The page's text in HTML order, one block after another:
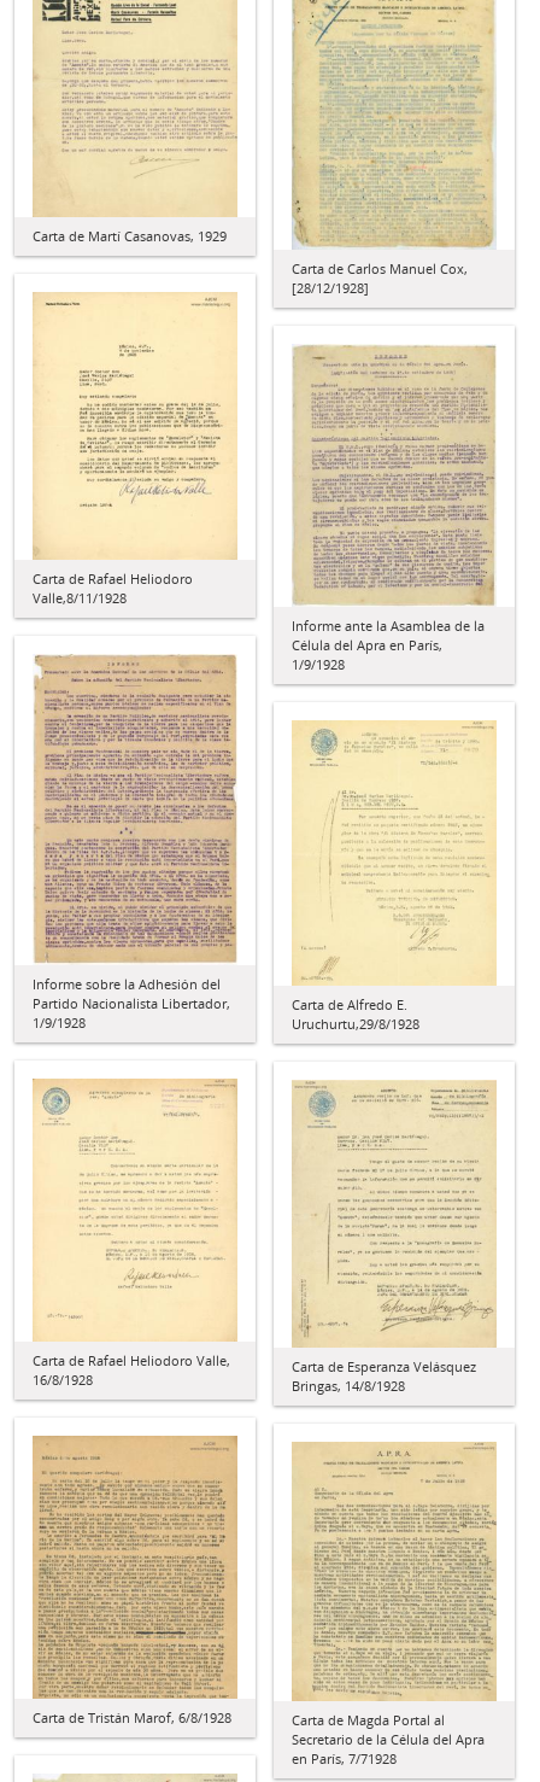
Carta de Martí Casanovas, 1929
Carta de Carlos Manuel Cox,
[28/12/1928]
Carta de Rafael Heliodoro
Valle,8/11/1928
Informe ante la Asamblea de la
Célula del Apra en París,
1/9/1928
Informe sobre la Adhesión del
Partido Nacionalista Libertador,
1/9/1928
Carta de Alfredo E.
Uruchurtu,29/8/1928
Carta de Rafael Heliodoro Valle,
16/8/1928
Carta de Esperanza Velásquez
Bringas, 14/8/1928
Carta de Tristán Marof, 6/8/1928
Carta de Magda Portal al
Secretario de la Célula del Apra
en París, 7/71928